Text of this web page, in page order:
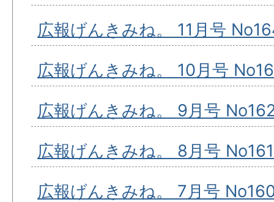
広報げんきみね。 11月号
広報げんきみね。 10月号
広報げんきみね。 9月号
広報げんきみね。 8月号 No161
広報げんきみね。 7月号